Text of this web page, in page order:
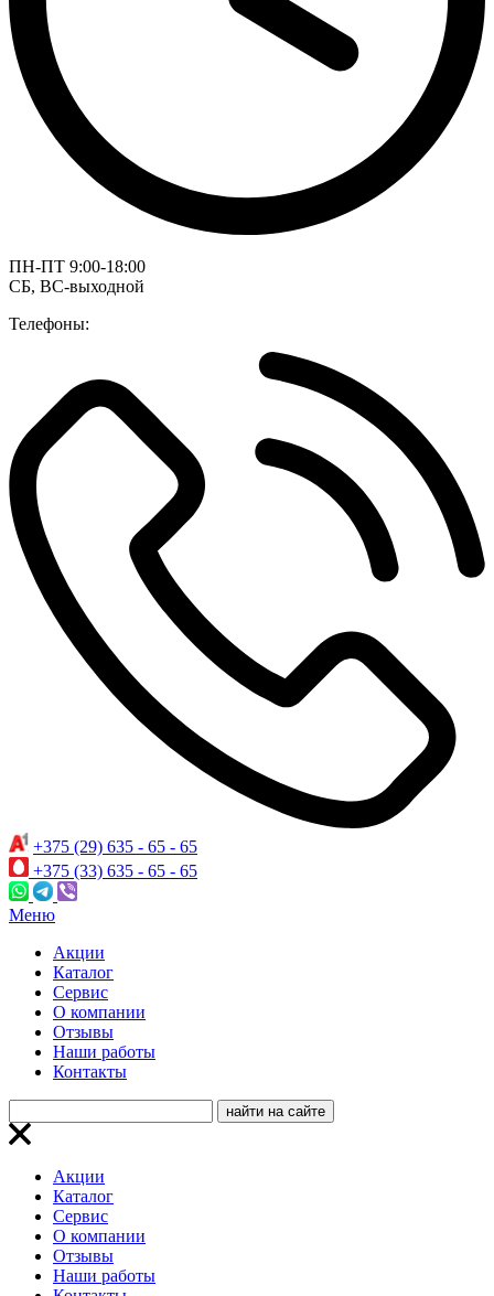
ПН-ПТ 9:00-18:00
СБ, ВС-выходной
Телефоны:
+375 (29) 635 - 65 - 65
+375 (33) 635 - 65 - 65
Меню
Акции
Каталог
Сервис
О компании
Отзывы
Наши работы
Контакты
Акции
Каталог
Сервис
О компании
Отзывы
Наши работы